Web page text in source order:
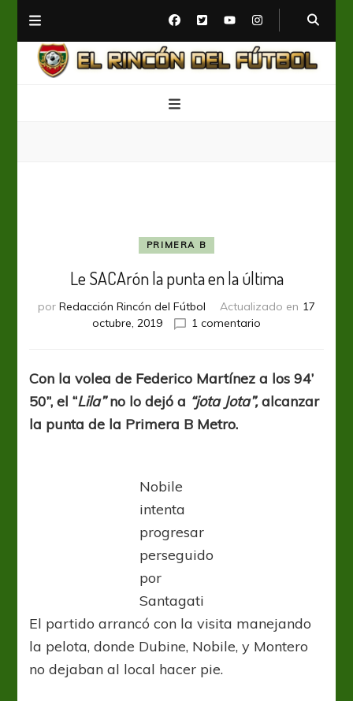
PRIMERA B
Le SACArón la punta en la última
por Redacción Rincón del Fútbol Actualizado en 17
octubre, 2019
1 comentario
punta
en
Con la volea de Federico Martínez a los 94’
50’’, el “Lila”no lo dejó a “jota Jota”,alcanzar
la punta de la Primera B Metro.
Nobile
intenta
progresar
perseguido
por
Santagati
El partido arrancó con la visita manejando
la pelota, donde Dubine, Nobile, y Montero
no dejaban al local hacer pie.